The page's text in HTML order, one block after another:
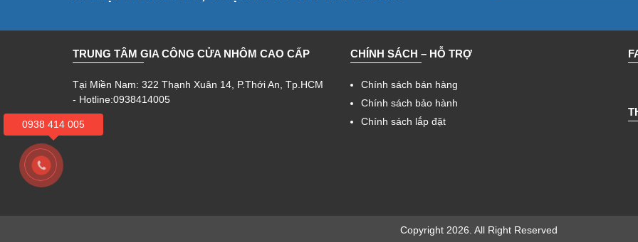
TRUNG TÂM GIA CÔNG CỬA NHÔM CAO CẤP
Tại Miền Nam: 322 Thạnh Xuân 14, P.Thới An, Tp.HCM
- Hotline:0938414005
CHÍNH SÁCH – HỖ TRỢ
Chính sách bán hàng
Chính sách bảo hành
Chính sách lắp đặt
0938 414 005
Copyright 2026. All Right Reserved